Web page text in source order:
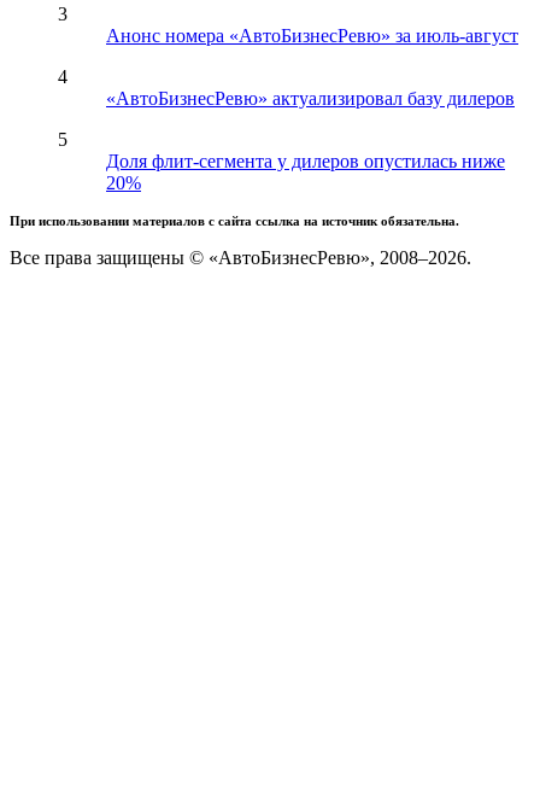
3
Анонс номера «АвтоБизнесРевю» за июль-август
4
«АвтоБизнесРевю» актуализировал базу дилеров
5
Доля флит-сегмента у дилеров опустилась ниже
20%
При использовании материалов с сайта ссылка на источник обязательна.
Все права защищены © «АвтоБизнесРевю», 2008–2026.